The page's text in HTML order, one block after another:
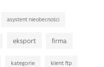
asystent nieobecności
eksport firma
kategorie klient ftp